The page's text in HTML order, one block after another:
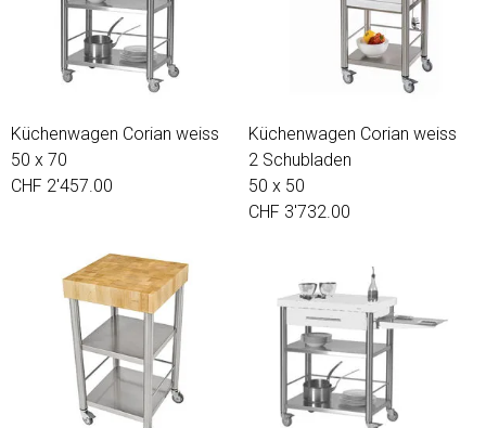
Küchenwagen Corian weiss
50 x 70
CHF 2'457.00
Küchenwagen Corian weiss
2 Schubladen
50 x 50
CHF 3'732.00